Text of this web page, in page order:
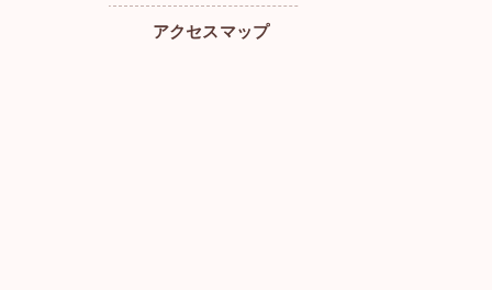
アクセスマップ